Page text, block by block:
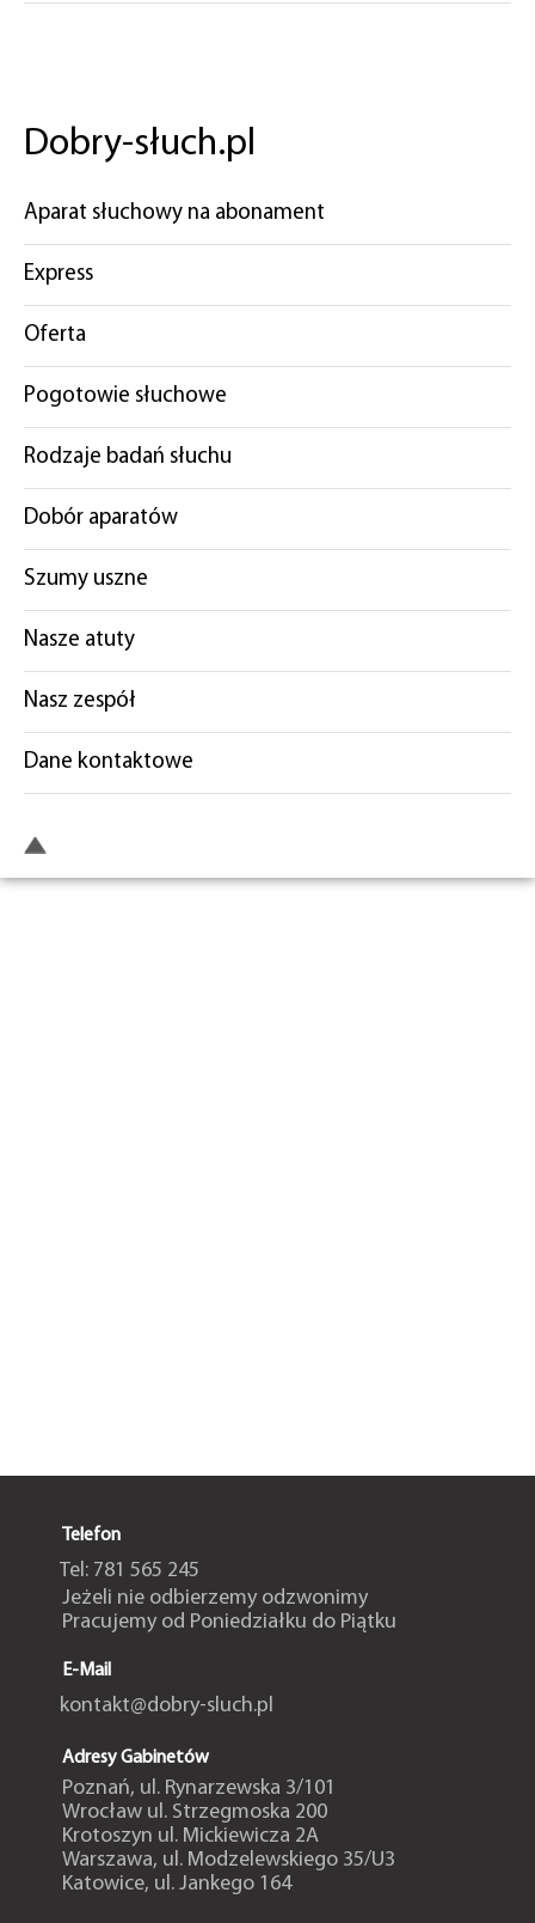
Dobry-słuch.pl
Aparat słuchowy na abonament
Express
Oferta
Pogotowie słuchowe
Rodzaje badań słuchu
Dobór aparatów
Szumy uszne
Nasze atuty
Nasz zespół
Dane kontaktowe
Telefon
Tel: 781 565 245
Jeżeli nie odbierzemy odzwonimy
Pracujemy od Poniedziałku do Piątku
E-Mail
kontakt@dobry-sluch.pl
Adresy Gabinetów
Poznań, ul. Rynarzewska 3/101
Wrocław ul. Strzegmoska 200
Krotoszyn ul. Mickiewicza 2A
Warszawa, ul. Modzelewskiego 35/U3
Katowice, ul. Jankego 164